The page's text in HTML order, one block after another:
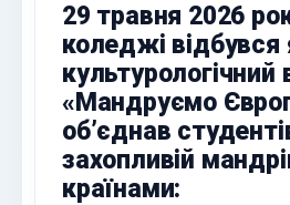
29 травня 2026
коледжі відбувся
«Мандруємо
об’єднав
захопливій
країнами: